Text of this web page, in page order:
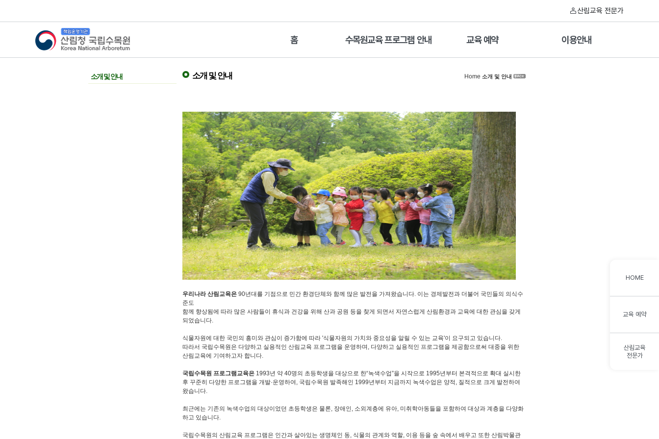
산림교육 전문가
산림청 국립수목원
홈 수목원교육 프로그램 안내 교육 예약 이용안내
소개 및 안내 Home 소개 및 안내
소개 및 안내
우리나라 산림교육은90년대를 기점으로 민간 환경단체와 함께 많은 발전을 가져왔습니다. 이는 경제발전과 더불어 국민들의 의식수
준도
함께 향상됨에 따라 많은 사람들이 휴식과 건강을 위해 산과 공원 등을 찾게 되면서 자연스럽게 산림환경과 교육에 대한 관심을 갖게
되었습니다.
식물자원에 대한 국민의 흥미와 관심이 증가함에 따라 '식물자원의 가치와 중요성을 알릴 수 있는 교육'이 요구되고 있습니다.
따라서 국립수목원은 다양하고 실용적인 산림교육 프로그램을 운영하며, 다양하고 실용적인 프로그램을 제공함으로써 대중을 위한
산림교육에 기여하고자 합니다.
국립수목원 프로그램교육은1993년 약 40명의 초등학생을 대상으로 한“녹색수업”을 시작으로 1995년부터 본격적으로 확대 실시한
후 꾸준히 다양한 프로그램을 개발·운영하여, 국립수목원 발족해인 1999년부터 지금까지 녹색수업은 양적, 질적으로 크게 발전하여
왔습니다.
최근에는 기존의 녹색수업의 대상이었던 초등학생은 물론, 장애인, 소외계층에 유아, 미취학아동들을 포함하여 대상과 계층을 다양화
하고 있습니다.
국립수목원의 산림교육 프로그램은 인간과 살아있는 생명체인 동, 식물의 관계와 역할, 이용 등을 숲 속에서 배우고 또한 산림박물관
HOME
교육 예약
산림교육
전문가